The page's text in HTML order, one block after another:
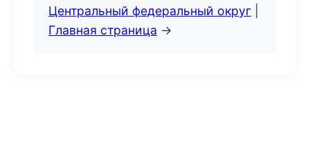
Центральный федеральный округ
Главная страница →